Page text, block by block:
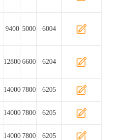
9400 5000 6004
12800 6600 6204
14000 7800 6205
14000 7800 6205
14000 7800 6205